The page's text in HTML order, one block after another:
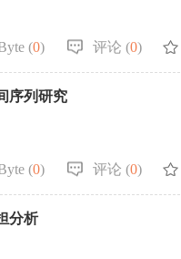
(0) 评论 (0)
序列研究
(0) 评论 (0)
分析